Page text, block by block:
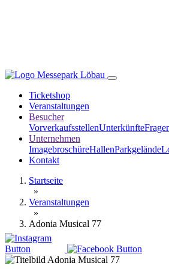
Ticketshop
Veranstaltungen
Besucher
VorverkaufsstellenUnterkünfte
Unternehmen
ImagebroschüreHallenParkgelände
Kontakt
Startseite
»
Veranstaltungen
»
Adonia Musical 77